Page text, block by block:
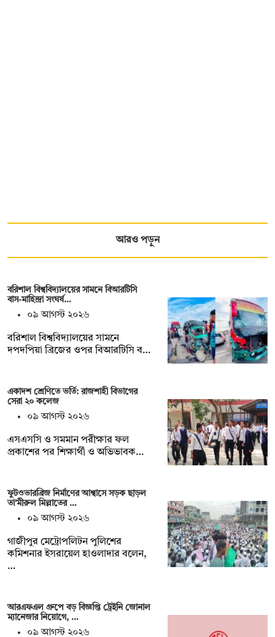
আরও পড়ুন
বরিশাল বিশ্ববিদ্যালয়ের সামনে বিআরটিসি
বাস-মাহিন্দ্রা সংঘর্ষ…
০৯ আগস্ট ২০২৬
বরিশাল বিশ্ববিদ্যালয়ের সামনে
দপদপিয়া ব্রিজের ওপর বিআরটিসি ব…
একাদশ শ্রেণিতে ভর্তি: রাজশাহী বিভাগের
সেরা ২০ কলেজ
০৯ আগস্ট ২০২৬
এসএসসি ও সমমান পরীক্ষার ফল
প্রকাশের পর শিক্ষার্থী ও অভিভাবক…
ফুটওভারব্রিজ নির্মাণের আশ্বাসে সড়ক ছাড়ল
তা’মীরুল মিল্লাতের …
০৯ আগস্ট ২০২৬
গাজীপুর মেট্রোপলিটন পুলিশের
কমিশনার ইসরায়েল হাওলাদার বলেন,
…
আরএফএল গ্রুপে বড় বিজ্ঞপ্তি ট্রেইনি জোনাল
ম্যানেজার নিয়োগে, …
০৯ আগস্ট ২০২৬